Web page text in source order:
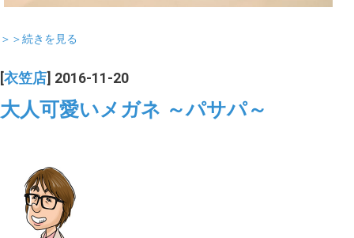
＞＞続きを見る
衣笠店 ] 2016-11-20
大人可愛いメガネ ～パサパ～